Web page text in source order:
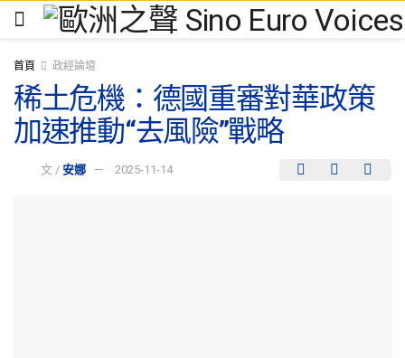
首頁 政經論壇
稀土危機：德國重審對華政策
加速推動“去風險”戰略
文 / 安娜 2025-11-14